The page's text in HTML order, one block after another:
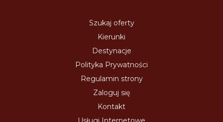
Szukaj oferty
Kierunki
Destynacje
Polityka Prywatności
Regulamin strony
Zaloguj się
Kontakt